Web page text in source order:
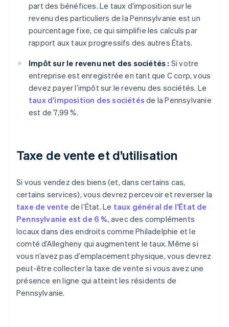
part des bénéfices. Le taux d’imposition sur le
revenu des particuliers de la Pennsylvanie est un
pourcentage fixe, ce qui simplifie les calculs par
rapport aux taux progressifs des autres États.
Impôt sur le revenu net des sociétés : Si votre
entreprise est enregistrée en tant que C corp, vous
devez payer l’impôt sur le revenu des sociétés. Le
taux d’imposition des sociétés de la Pennsylvanie
est de 7,99 %.
Taxe de vente et d’utilisation
Si vous vendez des biens (et, dans certains cas,
certains services), vous devrez percevoir et reverser la
taxe de vente de l’État. Le taux général de l’État de
Pennsylvanie est de 6 %, avec des compléments
locaux dans des endroits comme Philadelphie et le
comté d’Allegheny qui augmentent le taux. Même si
vous n’avez pas d’emplacement physique, vous devrez
peut-être collecter la taxe de vente si vous avez une
présence en ligne qui atteint les résidents de
Pennsylvanie.